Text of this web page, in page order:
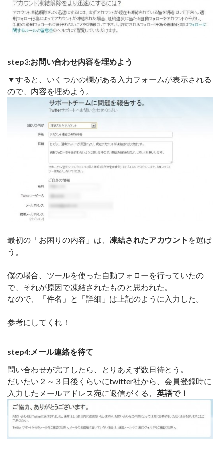
step3:お問い合わせ内容を埋めよう
▼すると、いくつかの欄がある入力フォームが表示される
ので、内容を埋めよう。
最初の「お困りの内容」は、 凍結されたアカウント を選ぼ
う。
僕の場合、ツールを使った自動フォローを行っていたの
で、それが原因で凍結されたものと思われた。
なので、「件名」と「詳細」は上記のように入力した。
参考にしてくれ！
step4:メール連絡を待て
問い合わせが完了したら、とりあえず数日待とう。
だいたい２～３日後くらいにtwitter社から、会員登録時に
入力したメールアドレス宛に返信がくる。 英語で！